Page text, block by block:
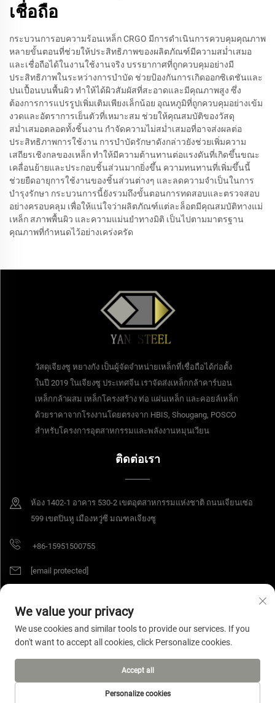
เชื่อถือ
กระบวนการอบความร้อนเหล็ก CRGO มีการดำเนินการควบคุมคุณภาพ
หลายขั้นตอนที่ช่วยให้ประสิทธิภาพของผลิตภัณฑ์มีความสม่ำเสมอ
และเชื่อถือได้ในงานใช้งานจริง บรรยากาศที่ถูกควบคุมอย่างมี
ประสิทธิภาพในระหว่างการบำบัด ช่วยป้องกันการเกิดออกซิเดชันและ
ปนเปื้อนบนพื้นผิว ทำให้ได้ผิวสัมผัสที่สะอาดและมีคุณภาพสูง ซึ่ง
ต้องการการแปรรูปเพิ่มเติมเพียงเล็กน้อย อุณหภูมิที่ถูกควบคุมอย่างเข้ม
งวดและอัตราการเย็นตัวที่เหมาะสม ช่วยให้คุณสมบัติของวัสดุ
สม่ำเสมอตลอดทั้งชิ้นงาน กำจัดความไม่สม่ำเสมอที่อาจส่งผลต่อ
ประสิทธิภาพการใช้งาน การบำบัดรักษาดังกล่าวยังช่วยเพิ่มความ
เสถียรเชิงกลของเหล็ก ทำให้มีความต้านทานต่อแรงดันที่เกิดขึ้นขณะ
เคลื่อนย้ายและประกอบชิ้นส่วนมากยิ่งขึ้น ความทนทานที่เพิ่มขึ้นนี้
ช่วยยืดอายุการใช้งานของชิ้นส่วนต่างๆ และลดความจำเป็นในการ
บำรุงรักษา กระบวนการนี้ยังรวมถึงขั้นตอนการทดสอบและตรวจสอบ
อย่างครอบคลุม เพื่อให้แน่ใจว่าผลิตภัณฑ์แต่ละล็อตมีคุณสมบัติทางแม่
เหล็ก สภาพพื้นผิว และความแม่นยำทางมิติ เป็นไปตามมาตรฐาน
คุณภาพที่กำหนดไว้อย่างเคร่งครัด
วัสดุเจียงซู หยางกัง เป็นผู้จัดจำหน่ายเหล็กที่เชื่อถือได้ก่อตั้ง
ในปี 2019 ในเจียงซู ประเทศจีน เราจัดส่งเหล็กกล้าคาร์บอน
เหล็กกล้าผสม เหล็กโครงสร้าง ท่อ แผ่นเหล็ก และคอยล์เหล็ก
ด้วยราคาจากโรงงานโดยตรงจาก HBIS, Shougang, POSCO
สำหรับโครงการอุตสาหกรรมและพลังงานหมุนเวียน
ติดต่อเรา
ห้อง 1402-1 อาคาร 530-2 เขตอุตสาหกรรมแห่งชาติ ถนนเจียนเซ่อ
599 เขตปินหู เมืองหวู่ซี มณฑลเจียงซู
+86-15951500755
[email protected]
สงวนลิขสิทธิ์ © 2025 บริษัท Jiangsu Yangang Materials จำกัด สงวนสิทธิ์ทุก
ประการ นโยบายความเป็นส่วนตัว
We value your privacy
We use cookies and similar tools to provide our services. If you
don't want to accept all cookies, click Personalize cookies.
Personalize cookies
Accept all